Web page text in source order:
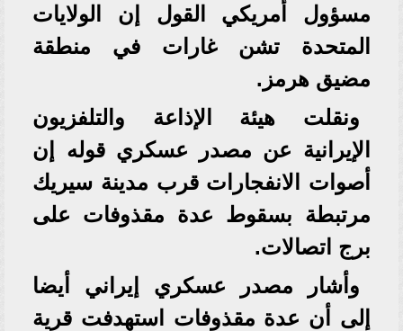
مسؤول ‌أمريكي القول ⁠إن ⁠الولايات
‌المتحدة ⁠تشن ⁠غارات في منطقة
⁠مضيق هرمز.
ونقلت هيئة الإذاعة والتلفزيون
الإيرانية عن مصدر عسكري قوله إن
أصوات الانفجارات قرب مدينة سيريك
مرتبطة بسقوط عدة مقذوفات على
برج اتصالات.
وأشار مصدر عسكري إيراني أيضا
إلى أن عدة مقذوفات استهدفت قرية